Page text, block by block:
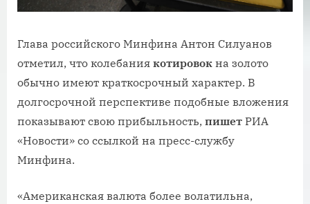
Глава российского Минфина Антон Силуанов
отметил, что колебания котировок на золото
обычно имеют краткосрочный характер. В
долгосрочной перспективе подобные вложения
показывают свою прибыльность, пишет РИА
«Новости» со ссылкой на пресс-службу
Минфина.
«Американская валюта более волатильна,